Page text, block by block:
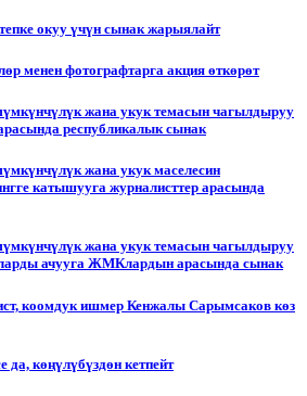
окуу үчүн сынак жарыялайт
менен фотографтарга акция өткөрөт
жана укук темасын чагылдыруу
республикалык сынак
жана укук маселесин
катышууга журналисттер арасында
жана укук темасын чагылдыруу
ачууга ЖМКлардын арасында сынак
коомдук ишмер Кенжалы Сарымсаков көз
да, көңүлүбүздөн кетпейт